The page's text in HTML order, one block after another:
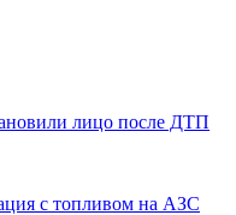
лицо после ДТП
с топливом на АЗС